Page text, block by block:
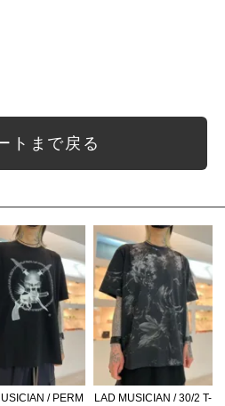
トまで戻る
/ PERM LAD MUSICIAN / 30/2 T-